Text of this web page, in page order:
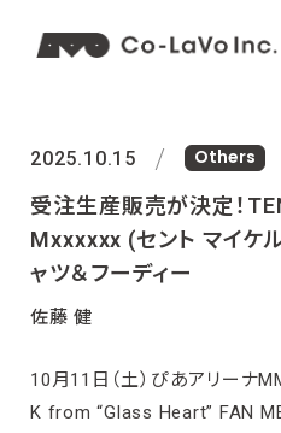
2025.10.15 Others
受注生産販売が決定！
Mxxxxxx (セント マイケ
ャツ＆フーディー
佐藤 健
10月11日（土）ぴあアリーナ
K from “Glass Heart” FAN